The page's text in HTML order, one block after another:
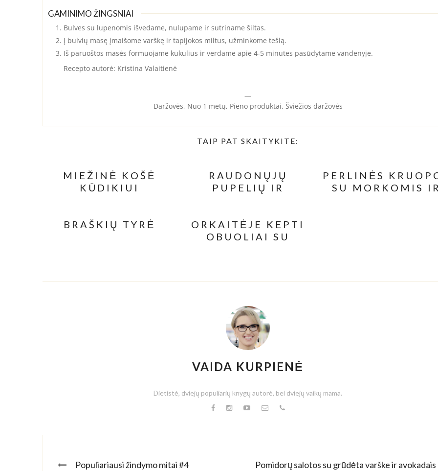
GAMINIMO ŽINGSNIAI
Bulves su lupenomis išvedame, nulupame ir sutriname šiltas.
Į bulvių masę įmaišome varškę ir tapijokos miltus, užminkome tešlą.
Iš paruoštos masės formuojame kukulius ir verdame apie 4-5 minutes pasūdytame vandenyje.
Recepto autorė: Kristina Valaitienė
—
Daržovės, Nuo 1 metų, Pieno produktai, Šviežios daržovės
TAIP PAT SKAITYKITE:
MIEŽINĖ KOŠĖ
KŪDIKIUI
RAUDONŲJŲ
PUPELIŲ IR
BAZILIKŲ PESTO
PERLINĖS
SU MORKOMIS
BRAŠKIŲ TYRĖ
ORKAITĖJE KEPTI
OBUOLIAI SU
VAIDA KURPIENĖ
Dietistė, dviejų populiarių knygų autorė, bei dviejų vaikų mama.
Populiariausi žindymo mitai #4 Pomidorų salotos su grūdėta varške ir avokadais